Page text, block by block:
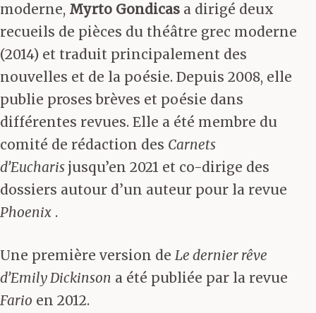
moderne, Myrto Gondicas a dirigé deux
recueils de pièces du théâtre grec moderne
(2014) et traduit principalement des
nouvelles et de la poésie. Depuis 2008, elle
publie proses brèves et poésie dans
différentes revues. Elle a été membre du
comité de rédaction des Carnets
d’Eucharis jusqu’en 2021 et co-dirige des
dossiers autour d’un auteur pour la revue
Phoenix .
Une première version de Le dernier rêve
d’Emily Dickinson a été publiée par la revue
Fario en 2012.